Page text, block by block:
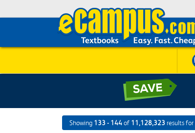
Showing 133 - 144of 11,128,323 results for